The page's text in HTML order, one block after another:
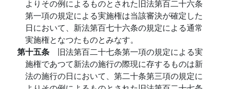
よりその例によるものとされた旧法第百二十六条
第一項の規定による実施権は当該審決が確定した
日において、新法第百七十六条の規定による通常
実施権となつたものとみなす。
第十五条 旧法第百二十七条第一項の規定による実
施権であつて新法の施行の際現に存するものは新
法の施行の日において、第二十条第三項の規定に